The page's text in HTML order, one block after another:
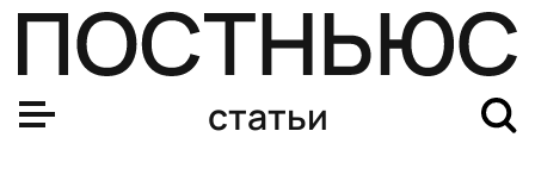
статьи
Акула пера: чем отличается мозг писателей и правда